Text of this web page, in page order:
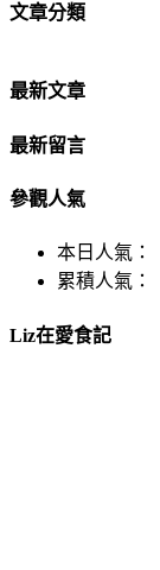
文章分類
最新文章
最新留言
參觀人氣
本日人氣：
累積人氣：
Liz在愛食記